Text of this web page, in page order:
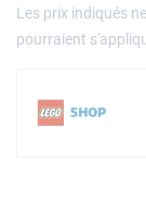
Les prix indiqués
pourraient